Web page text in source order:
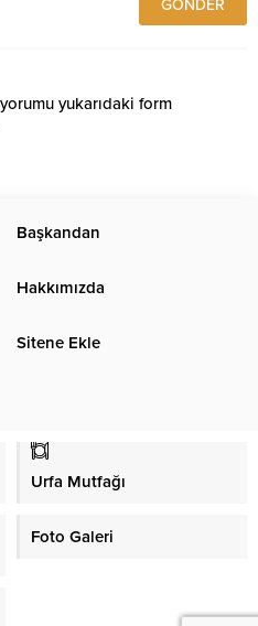
yukarıdaki form
Başkandan
Hakkımızda
Sitene Ekle
Urfa Mutfağı
Foto Galeri